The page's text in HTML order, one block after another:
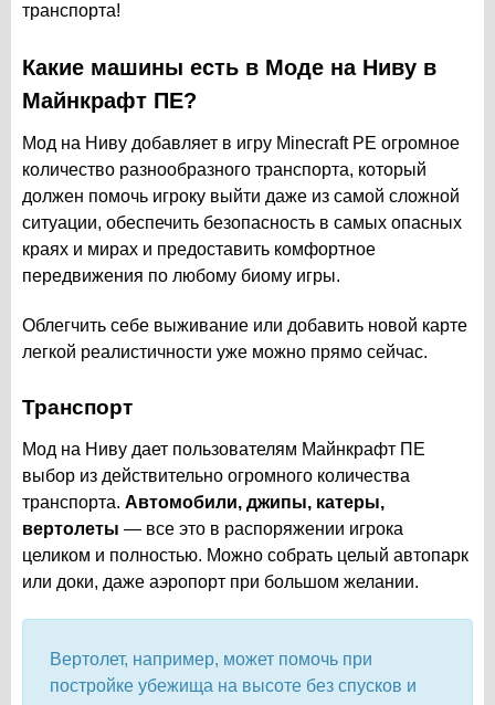
транспорта!
Какие машины есть в Моде на Ниву в
Майнкрафт ПЕ?
Мод на Ниву добавляет в игру Minecraft PE огромное
количество разнообразного транспорта, который
должен помочь игроку выйти даже из самой сложной
ситуации, обеспечить безопасность в самых опасных
краях и мирах и предоставить комфортное
передвижения по любому биому игры.
Облегчить себе выживание или добавить новой карте
легкой реалистичности уже можно прямо сейчас.
Транспорт
Мод на Ниву дает пользователям Майнкрафт ПЕ
выбор из действительно огромного количества
транспорта. Автомобили, джипы, катеры,
вертолеты — все это в распоряжении игрока
целиком и полностью. Можно собрать целый автопарк
или доки, даже аэропорт при большом желании.
Вертолет, например, может помочь при
постройке убежища на высоте без спусков и